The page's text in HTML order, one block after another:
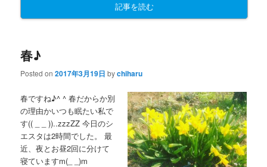
記事を読む
春♪
Posted on2017年3月19日 bychiharu
春ですね♪^ ^ 春だからか別
の理由かいつも眠たい私で
す(( _ _ ))..zzzZZ 今日のシ
エスタは2時間でした。 最
近、夜とお昼2回に分けて
寝ていますm(_ _)m